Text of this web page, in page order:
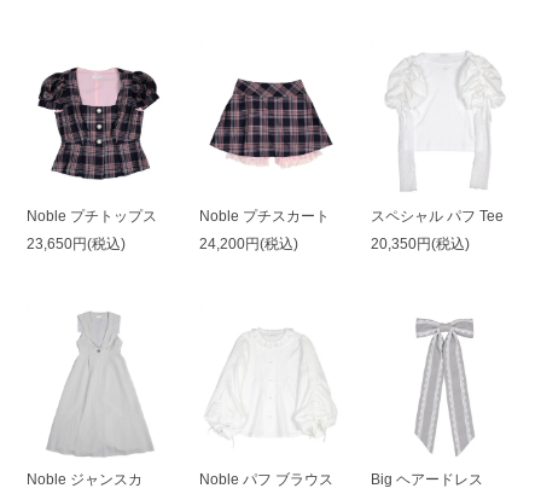
Noble プチトップス
23,650円(税込)
Noble プチスカート
24,200円(税込)
スペシャル パフ Tee
20,350円(税込)
Noble ジャンスカ
Noble パフ ブラウス
Big ヘアードレス